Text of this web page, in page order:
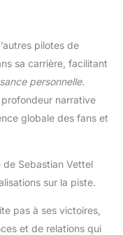
pilotes de
sa carrière, facilitant
personnelle.
narrative
globale des fans et
de Sebastian Vettel
sur la piste.
pas à ses victoires,
et de relations qui